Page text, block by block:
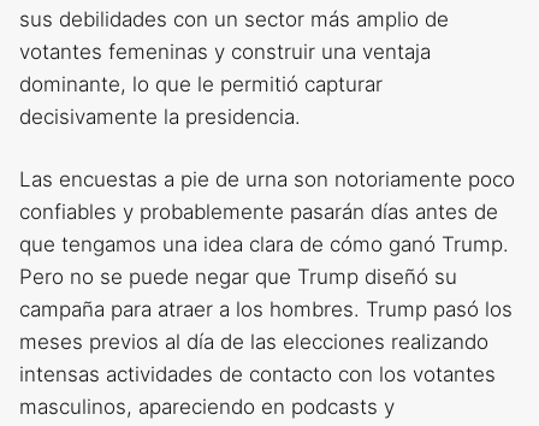
sus debilidades con un sector más amplio de
votantes femeninas y construir una ventaja
dominante, lo que le permitió capturar
decisivamente la presidencia.
Las encuestas a pie de urna son notoriamente poco
confiables y probablemente pasarán días antes de
que tengamos una idea clara de cómo ganó Trump.
Pero no se puede negar que Trump diseñó su
campaña para atraer a los hombres. Trump pasó los
meses previos al día de las elecciones realizando
intensas actividades de contacto con los votantes
masculinos, apareciendo en podcasts y